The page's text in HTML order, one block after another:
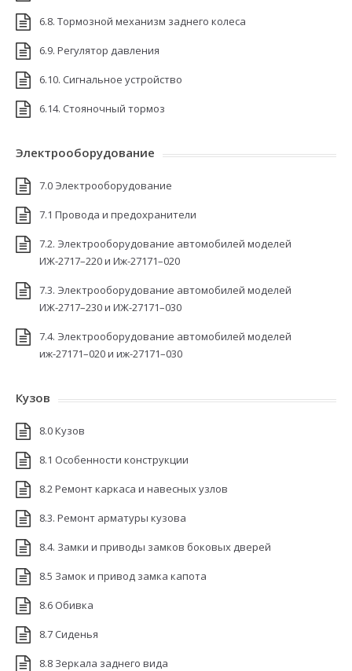
6.8. Тормозной механизм заднего колеса
6.9. Регулятор давления
6.10. Сигнальное устройство
6.14. Стояночный тормоз
Электрооборудование
7.0 Электрооборудование
7.1 Провода и предохранители
7.2. Электрооборудование автомобилей моделей
ИЖ-2717–220 и Иж-27171–020
7.3. Электрооборудование автомобилей моделей
ИЖ-2717–230 и ИЖ-27171–030
7.4. Электрооборудование автомобилей моделей
иж-27171–020 и иж-27171–030
Кузов
8.0 Кузов
8.1 Особенности конструкции
8.2 Ремонт каркаса и навесных узлов
8.3. Ремонт арматуры кузова
8.4. Замки и приводы замков боковых дверей
8.5 Замок и привод замка капота
8.6 Обивка
8.7 Сиденья
8.8 Зеркала заднего вида